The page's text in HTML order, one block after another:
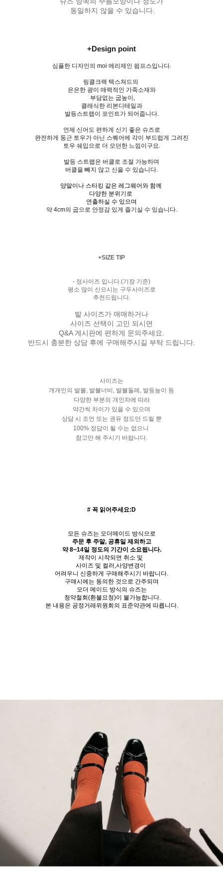
동일하지 않을 수 있습니다.
+Design point
심플한 디자인의 moi 메리제인 펌프스입니다.
링클크랙 텍스쳐드의
은은한 광이 매력적인 가죽소재와
부담없는 굽높이,
클래식한 리본디테일과
발등스트랩이 포인트가 되어줍니다.
언제 신어도 편하게 신기 좋은 슈즈로
완전하게 둥근 토우가 아닌 스퀘어에 각이 부드럽게 그려진
토우 쉐입으로 더 모던한 느낌이구요.
발등 스트랩은 버클로 조절 가능하며
버클을 빼지 않고 신을 수 있습니다.
양말이나 스타킹 같은 레그웨어와 함께
다양한 분위기로
연출하실 수 있으며
약 4cm의 굽으로 안정감 있게 즐기실 수 있습니다.
+SIZE TIP
- 정사이즈 입니다.(기장 기준)
평소 많이 신으시는 구두사이즈로
추천드립니다.
발 사이즈가 애매하거나
사이즈 선택이 고민 되시면
Q&A 게시판에 편하게 문의주세요.
반드시 충분한 상담 후에 구매해주시길 부탁 드립니다.
사이즈는
개개인의 발볼, 발볼너비, 발볼둘레, 발등높이 등
다양한 부분의 개인차에 따라
약간씩 차이가 있을 수 있으며
상담 시 조언 또는 권유 정도만 드릴 뿐
100% 정답이 될 수는 없으니
참고만 해 주시기 바랍니다.
# 꼭 읽어주세요:D
모든 슈즈는 오더메이드 방식으로
주문 후 주말, 공휴일 제외하고
약 8~14일 정도의 기간이 소요됩니다.
제작이 시작되면 취소 및
사이즈 및 컬러,사양변경이
어려우니 신중하게 구매해주시기 바랍니다.
구매시에는 동의한 것으로 간주되며
오더 메이드 방식의 슈즈는
청약철회(환불요청)이 불가능합니다.
본 내용은 공정거래위원회의 표준약관에 따릅니다.